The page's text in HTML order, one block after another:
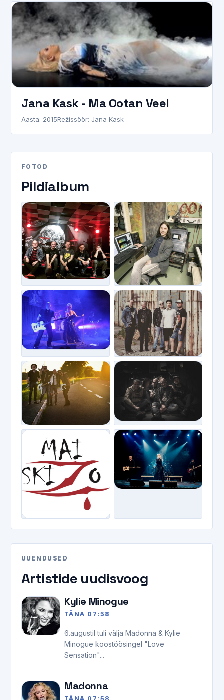
Jana Kask - Ma Ootan Veel
Aasta: 2015Režissöör: Jana Kask
FOTOD
Pildialbum
UUENDUSED
Artistide uudisvoog
TÄNA 07:58
Kylie Minogue
6.augustil tuli välja Madonna & Kylie
Minogue koostöösingel "Love
Sensation"...
Madonna